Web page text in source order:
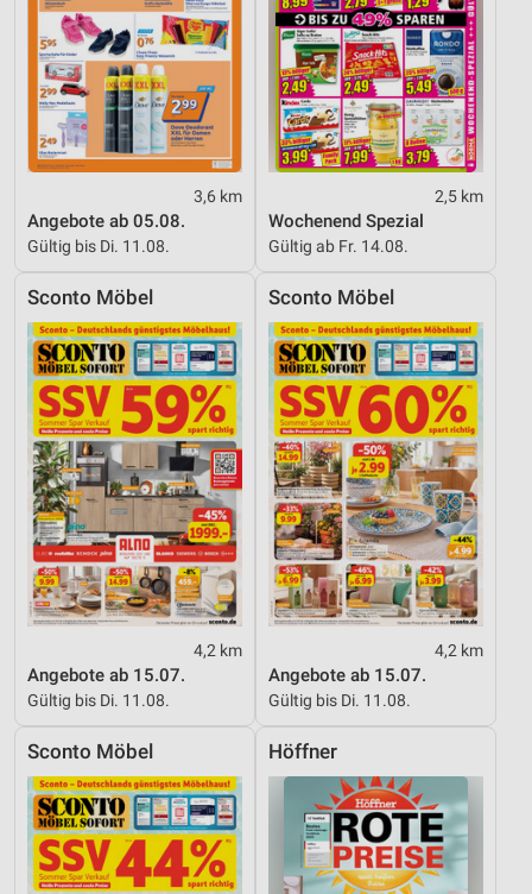
3,6 km
Angebote ab 05.08.
Gültig bis Di. 11.08.
2,5 km
Wochenend Spezial
Gültig ab Fr. 14.08.
Sconto Möbel
4,2 km
Angebote ab 15.07.
Gültig bis Di. 11.08.
Sconto Möbel
4,2 km
Angebote ab 15.07.
Gültig bis Di. 11.08.
Sconto Möbel Höffner